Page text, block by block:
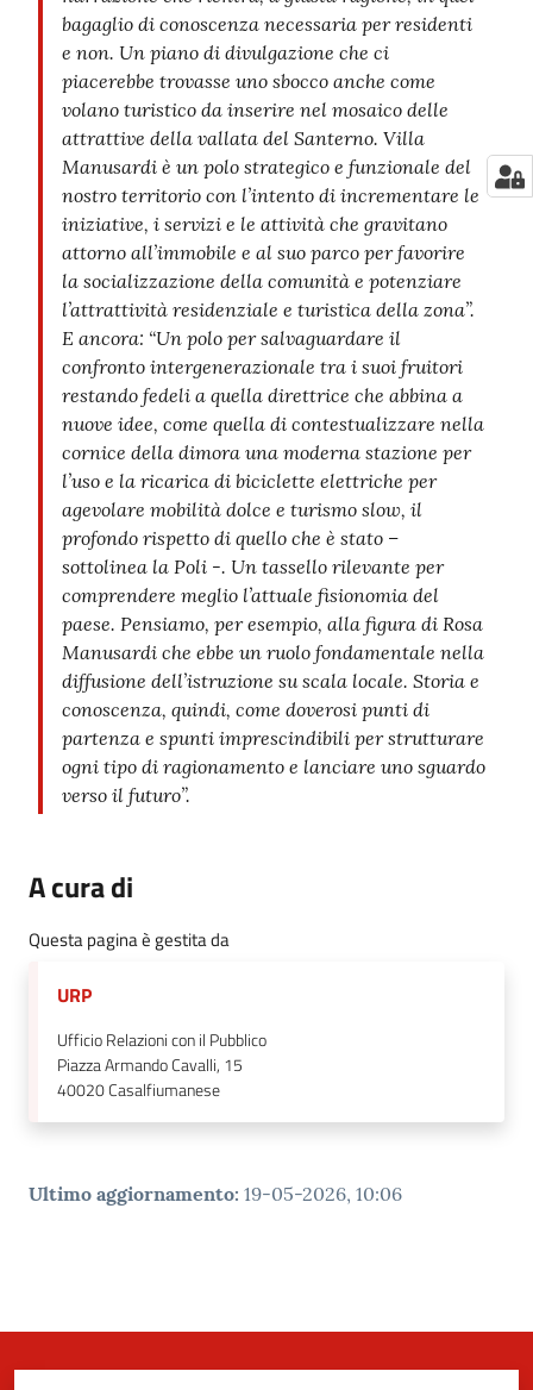
bagaglio di conoscenza necessaria per residenti
e non. Un piano di divulgazione che ci
piacerebbe trovasse uno sbocco anche come
volano turistico da inserire nel mosaico delle
attrattive della vallata del Santerno. Villa
Manusardi è un polo strategico e funzionale del
nostro territorio con l’intento di incrementare le
iniziative, i servizi e le attività che gravitano
attorno all’immobile e al suo parco per favorire
la socializzazione della comunità e potenziare
l’attrattività residenziale e turistica della zona”.
E ancora: “Un polo per salvaguardare il
confronto intergenerazionale tra i suoi fruitori
restando fedeli a quella direttrice che abbina a
nuove idee, come quella di contestualizzare nella
cornice della dimora una moderna stazione per
l’uso e la ricarica di biciclette elettriche per
agevolare mobilità dolce e turismo slow, il
profondo rispetto di quello che è stato –
sottolinea la Poli -. Un tassello rilevante per
comprendere meglio l’attuale fisionomia del
paese. Pensiamo, per esempio, alla figura di Rosa
Manusardi che ebbe un ruolo fondamentale nella
diffusione dell’istruzione su scala locale. Storia e
conoscenza, quindi, come doverosi punti di
partenza e spunti imprescindibili per strutturare
ogni tipo di ragionamento e lanciare uno sguardo
verso il futuro”.
A cura di
Questa pagina è gestita da
URP
Ufficio Relazioni con il Pubblico
Piazza Armando Cavalli, 15
40020Casalfiumanese
Ultimo aggiornamento: 19-05-2026, 10:06